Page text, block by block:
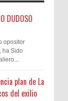
DUDOSO
opositor
ha Sido
plan de La
del exilio